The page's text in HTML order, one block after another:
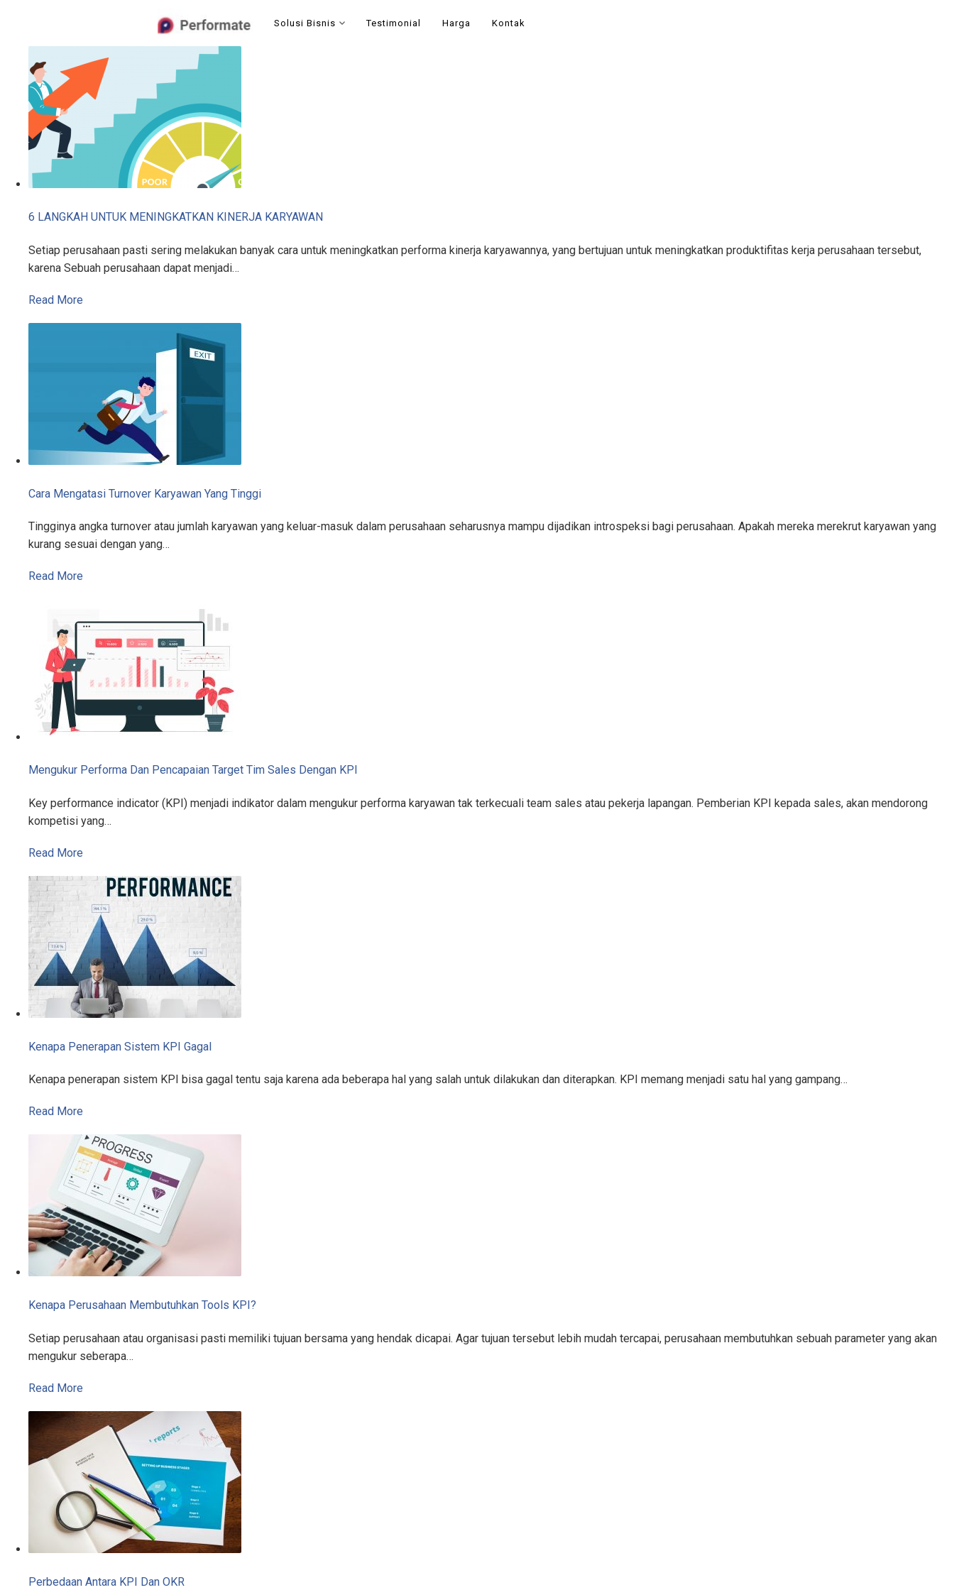
content
Solusi Bisnis Testimonial Harga Kontak
6 LANGKAH UNTUK MENINGKATKAN KINERJA KARYAWAN
Setiap perusahaan pasti sering melakukan banyak cara untuk meningkatkan performa kinerja karyawannya, yang bertujuan untuk meningkatkan produktifitas kerja perusahaan tersebut,
karena Sebuah perusahaan dapat menjadi…
Read More
Cara Mengatasi Turnover Karyawan Yang Tinggi
Tingginya angka turnover atau jumlah karyawan yang keluar-masuk dalam perusahaan seharusnya mampu dijadikan introspeksi bagi perusahaan. Apakah mereka merekrut karyawan yang
kurang sesuai dengan yang…
Read More
Mengukur Performa Dan Pencapaian Target Tim Sales Dengan KPI
Key performance indicator (KPI) menjadi indikator dalam mengukur performa karyawan tak terkecuali team sales atau pekerja lapangan. Pemberian KPI kepada sales, akan mendorong
kompetisi yang…
Read More
Kenapa Penerapan Sistem KPI Gagal
Kenapa penerapan sistem KPI bisa gagal tentu saja karena ada beberapa hal yang salah untuk dilakukan dan diterapkan. KPI memang menjadi satu hal yang gampang…
Read More
Kenapa Perusahaan Membutuhkan Tools KPI?
Setiap perusahaan atau organisasi pasti memiliki tujuan bersama yang hendak dicapai. Agar tujuan tersebut lebih mudah tercapai, perusahaan membutuhkan sebuah parameter yang akan
mengukur seberapa…
Read More
Perbedaan Antara KPI Dan OKR